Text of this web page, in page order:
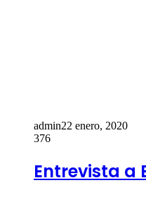
admin22 enero, 2020
376
Entrevista a